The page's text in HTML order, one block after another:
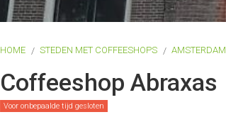
HOME STEDEN MET COFFEESHOPS AMSTERDAM
Coffeeshop Abraxas
Voor onbepaalde tijd gesloten